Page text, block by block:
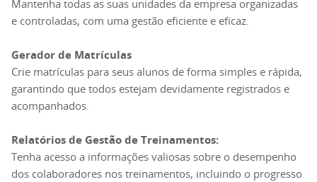
Mantenha todas as suas unidades da empresa organizadas
e controladas, com uma gestão eficiente e eficaz.
Gerador de Matrículas
Crie matrículas para seus alunos de forma simples e rápida,
garantindo que todos estejam devidamente registrados e
acompanhados.
Relatórios de Gestão de Treinamentos:
Tenha acesso a informações valiosas sobre o desempenho
dos colaboradores nos treinamentos, incluindo o progresso